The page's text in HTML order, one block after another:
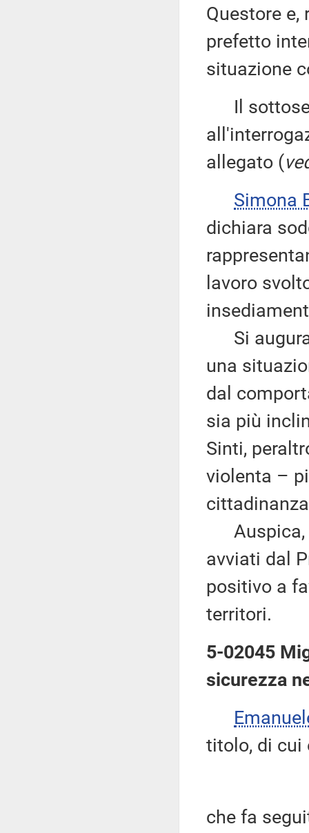
Questore
prefetto
situazione
Il
allegato (
Simona
dichiara
lavoro
Si augura
una
dal
sia più
Sinti,
violenta –
Auspica,
avviati dal
positivo a
territori.
5-02045
sicurezza
titolo, di cui
che fa